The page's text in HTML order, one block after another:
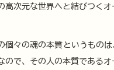
高次元な世界へと結びつく
個々の魂の本質というもの
ので、その人の本質である